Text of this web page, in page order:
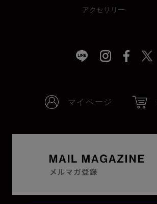
アクセサリー
マイページ